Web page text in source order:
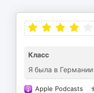
Класс
Я была в
Apple Podcasts